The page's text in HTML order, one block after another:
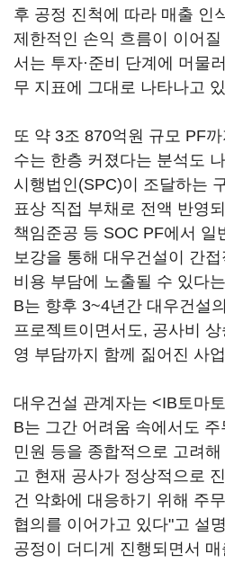
후 공정 진척에 따라 매출 인
제한적인 손익 흐름이 이어
서는 투자·준비 단계에 머물
무 지표에 그대로 나타나고
또 약 3조 870억원 규모 PF
수는 한층 커졌다는 분석도
시행법인(SPC)이 조달하는
표상 직접 부채로 전액 반영
책임준공 등 SOC PF에서 일
보강을 통해 대우건설이 간
비용 부담에 노출될 수 있다
B는 향후 3~4년간 대우건설
프로젝트이면서도, 공사비
영 부담까지 함께 짊어진 사
대우건설 관계자는 <IB토마
B는 그간 어려움 속에서도
민원 등을 종합적으로 고려
고 현재 공사가 정상적으로
건 악화에 대응하기 위해 주
협의를 이어가고 있다"고 설
공정이 더디게 진행되면서